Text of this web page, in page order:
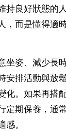
持良好狀態的
，而是懂得適
坐姿、減少長
安排活動與放
化。如果再搭
定期保養，通
。